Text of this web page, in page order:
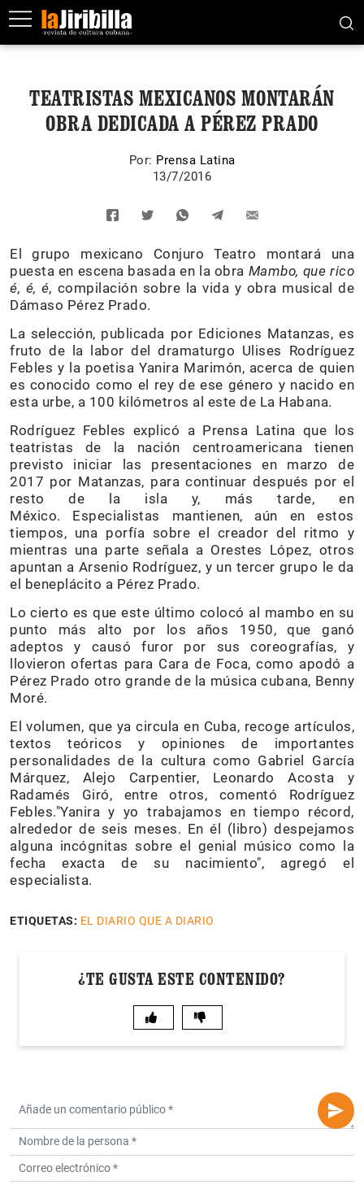
TEATRISTAS MEXICANOS MONTARÁN
OBRA DEDICADA A PÉREZ PRADO
Por: Prensa Latina
13/7/2016
El grupo mexicano Conjuro Teatro montará una
puesta en escena basada en la obra Mambo, que rico
é, é, é, compilación sobre la vida y obra musical de
Dámaso Pérez Prado.
La selección, publicada por Ediciones Matanzas, es
fruto de la labor del dramaturgo Ulises Rodríguez
Febles y la poetisa Yanira Marimón, acerca de quien
es conocido como el rey de ese género y nacido en
esta urbe, a 100 kilómetros al este de La Habana.
Rodríguez Febles explicó a Prensa Latina que los
teatristas de la nación centroamericana tienen
previsto iniciar las presentaciones en marzo de
2017 por Matanzas, para continuar después por el
resto de la isla y, más tarde, en
México. Especialistas mantienen, aún en estos
tiempos, una porfía sobre el creador del ritmo y
mientras una parte señala a Orestes López, otros
apuntan a Arsenio Rodríguez, y un tercer grupo le da
el beneplácito a Pérez Prado.
Lo cierto es que este último colocó al mambo en su
punto más alto por los años 1950, que ganó
adeptos y causó furor por sus coreografías, y
llovieron ofertas para Cara de Foca, como apodó a
Pérez Prado otro grande de la música cubana, Benny
Moré.
El volumen, que ya circula en Cuba, recoge artículos,
textos teóricos y opiniones de importantes
personalidades de la cultura como Gabriel García
Márquez, Alejo Carpentier, Leonardo Acosta y
Radamés Giró, entre otros, comentó Rodríguez
Febles."Yanira y yo trabajamos en tiempo récord,
alrededor de seis meses. En él (libro) despejamos
alguna incógnitas sobre el genial músico como la
fecha exacta de su nacimiento", agregó el
especialista.
ETIQUETAS: EL DIARIO QUE A DIARIO
¿TE GUSTA ESTE CONTENIDO?